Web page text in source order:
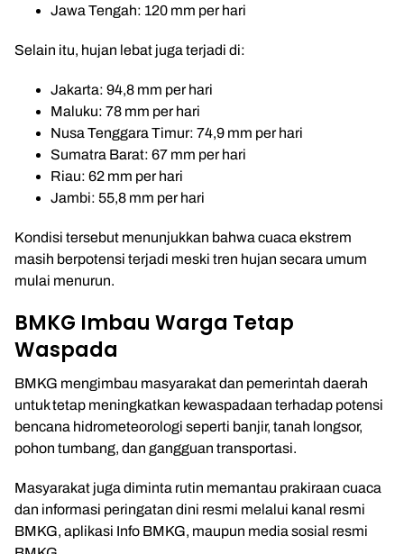
Jawa Tengah: 120 mm per hari
Selain itu, hujan lebat juga terjadi di:
Jakarta: 94,8 mm per hari
Maluku: 78 mm per hari
Nusa Tenggara Timur: 74,9 mm per hari
Sumatra Barat: 67 mm per hari
Riau: 62 mm per hari
Jambi: 55,8 mm per hari
Kondisi tersebut menunjukkan bahwa cuaca ekstrem
masih berpotensi terjadi meski tren hujan secara umum
mulai menurun.
BMKG Imbau Warga Tetap
Waspada
BMKG mengimbau masyarakat dan pemerintah daerah
untuk tetap meningkatkan kewaspadaan terhadap potensi
bencana hidrometeorologi seperti banjir, tanah longsor,
pohon tumbang, dan gangguan transportasi.
Masyarakat juga diminta rutin memantau prakiraan cuaca
dan informasi peringatan dini resmi melalui kanal resmi
BMKG, aplikasi Info BMKG, maupun media sosial resmi